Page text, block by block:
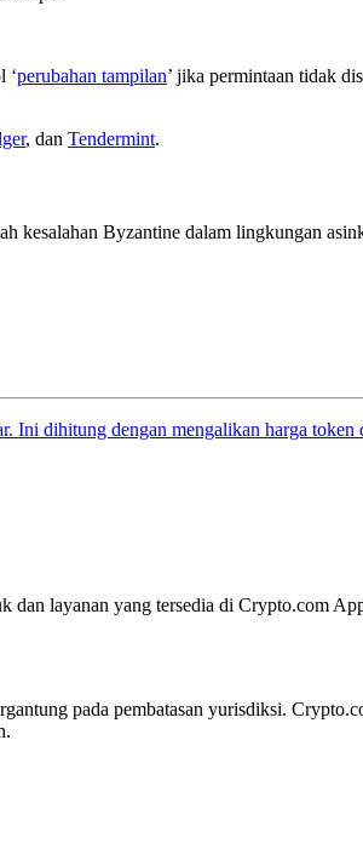
‘perubahan tampilan’ jika permintaan tidak
, dan Tendermint.
kesalahan Byzantine dalam lingkungan
Ini dihitung dengan mengalikan harga token
layanan yang tersedia di Crypto.com
pada pembatasan yurisdiksi.